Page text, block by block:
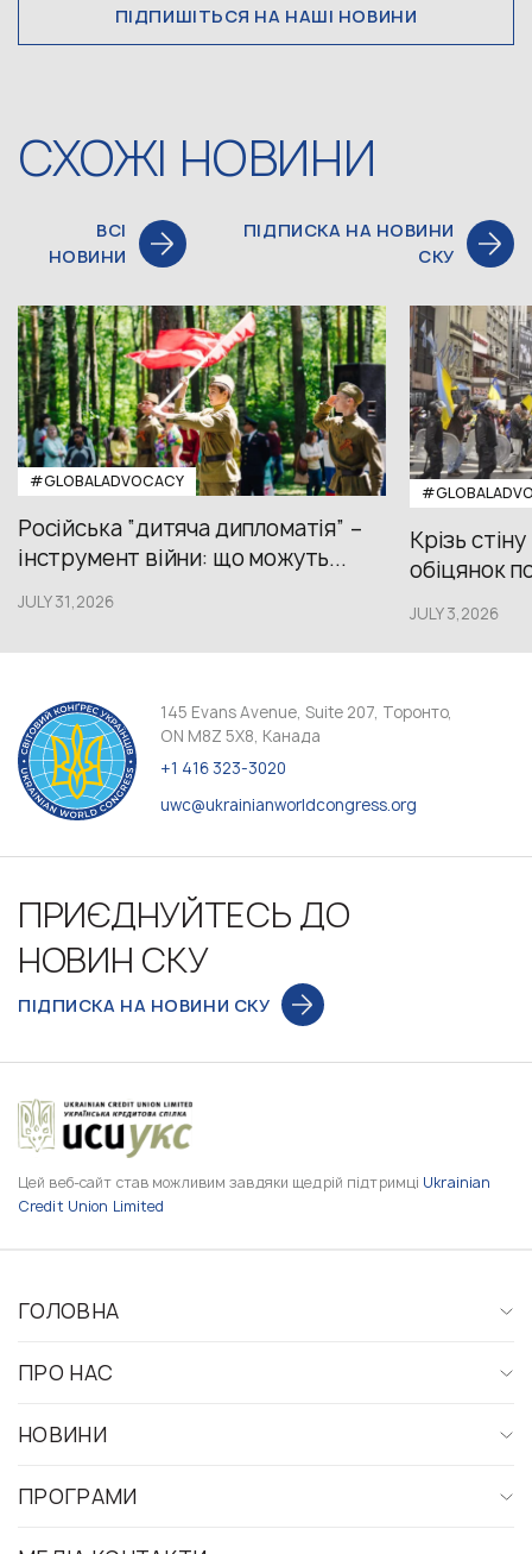
ПІДПИШІТЬСЯ НА НАШІ НОВИНИ
СХОЖІ НОВИНИ
ВСІ
НОВИНИ
ПІДПИСКА НА НОВИНИ
СКУ
#GLOBALADVOCACY
Російська “дитяча дипломатія” –
інструмент війни: що можуть...
JULY 31,2026
Крізь
обіцянок
JULY 3,2026
145 Evans Avenue, Suite 207, Торонто,
ON M8Z 5X8, Канада
+1 416 323-3020
uwc@ukrainianworldcongress.org
ПРИЄДНУЙТЕСЬ ДО
НОВИН СКУ
ПІДПИСКА НА НОВИНИ СКУ
Цей веб-сайт став можливим завдяки щедрій підтримці Ukrainian
Credit Union Limited
ГОЛОВНА
ПРО НАС
НОВИНИ
ПРОГРАМИ